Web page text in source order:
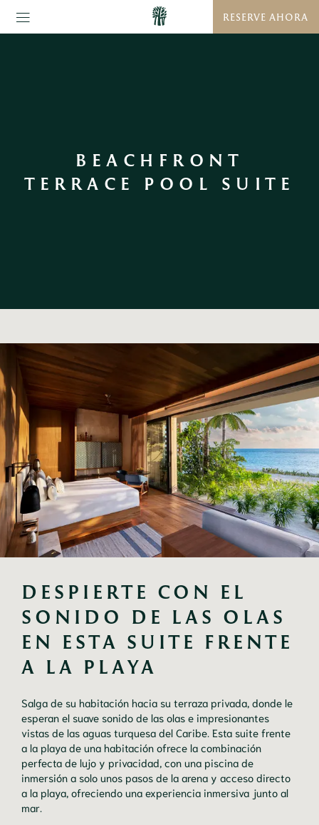
RESERVE AHORA
BEACHFRONT
TERRACE POOL SUITE
DESPIERTE CON EL
SONIDO DE LAS OLAS
EN ESTA SUITE FRENTE
A LA PLAYA
Salga de su habitación hacia su terraza privada, donde le
esperan el suave sonido de las olas e impresionantes
vistas de las aguas turquesa del Caribe. Esta suite frente
a la playa de una habitación ofrece la combinación
perfecta de lujo y privacidad, con una piscina de
inmersión a solo unos pasos de la arena y acceso directo
a la playa, ofreciendo una experiencia inmersiva junto al
mar.